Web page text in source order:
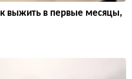
выжить в первые месяцы,